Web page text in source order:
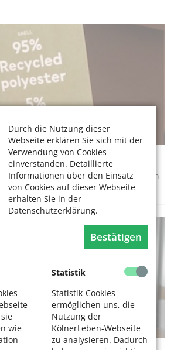
Durch die Nutzung dieser
Webseite erklären Sie sich mit der
Verwendung von Cookies
einverstanden. Detaillierte
Informationen über den Einsatz
von Cookies auf dieser Webseite
erhalten Sie in der
Datenschutzerklärung.
Bestätigen
wie
Statistik
Statistik-Cookies
ermöglichen uns, die
Nutzung der
KölnerLeben-Webseite
zu analysieren. Dadurch
Flasche“-Kleidung
Plastikflaschen umweltfreundlich